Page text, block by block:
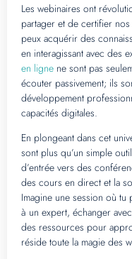
Les webinaires ont
partager et de certifier
peux acquérir des
en interagissant avec des
en ligne ne sont pas
écouter passivement; ils
développement
capacités digitales.
En plongeant dans cet
sont plus qu’un simple
d’entrée vers des
des cours en direct et la
Imagine une session où
à un expert, échanger
des ressources pour
réside toute la magie des